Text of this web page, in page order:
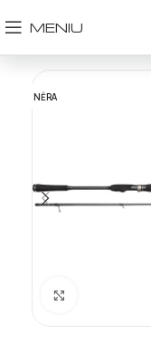
MENIU
NĖRA